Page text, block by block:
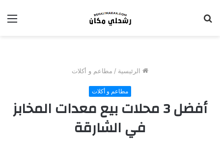
الرئيسية / مطاعم و أكلات
مطاعم و أكلات
أفضل 3 محلات بيع معدات المخابز
في الشارقة